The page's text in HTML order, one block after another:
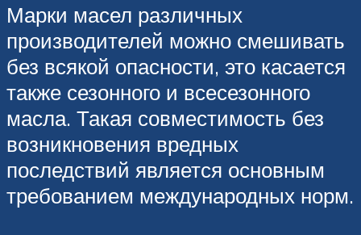
Марки масел различных
производителей можно смешивать
без всякой опасности, это касается
также сезонного и всесезонного
масла. Такая совместимость без
возникновения вредных
последствий является основным
требованием международных норм.